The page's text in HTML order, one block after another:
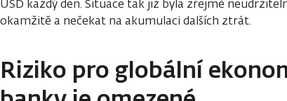
USD každý den. Situace tak již byla zřejmě
okamžitě a nečekat na akumulaci dalších ztrát.
Riziko pro globální